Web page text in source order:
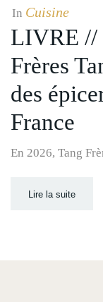
In Cuisine
LIVRE //
Frères
des
France
En 2026, Tang
Lire la suite